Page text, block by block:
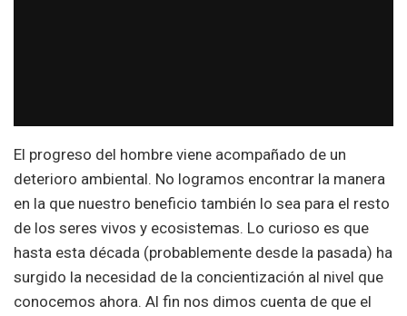
El progreso del hombre viene acompañado de un
deterioro ambiental. No logramos encontrar la manera
en la que nuestro beneficio también lo sea para el resto
de los seres vivos y ecosistemas. Lo curioso es que
hasta esta década (probablemente desde la pasada) ha
surgido la necesidad de la concientización al nivel que
conocemos ahora. Al fin nos dimos cuenta de que el